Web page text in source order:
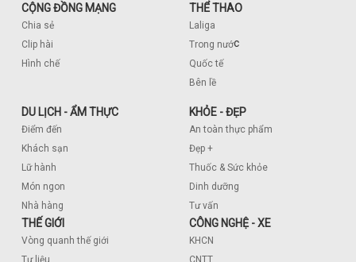
CỘNG ĐỒNG MẠNG
Chia sẻ
Clip hài
Hình chế
THỂ THAO
Laliga
Trong nước
Quốc tế
Bên lề
DU LỊCH - ẨM THỰC
Điểm đến
Khách sạn
Lữ hành
Món ngon
Nhà hàng
KHỎE - ĐẸP
An toàn thực phẩm
Đẹp +
Thuốc & Sức khỏe
Dinh dưỡng
Tư vấn
THẾ GIỚI
Vòng quanh thế giới
Tư liệu
CÔNG NGHỆ - XE
KHCN
CNTT